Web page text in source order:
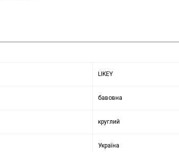
LIKEY
бавовна
круглий
Україна